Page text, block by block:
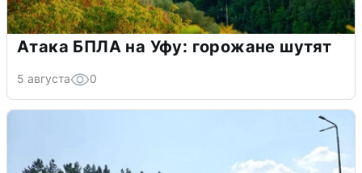
Атака БПЛА на Уфу: горожане шутят
5 августа 0